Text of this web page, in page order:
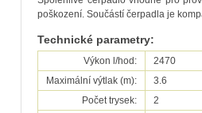
poškození. Součástí čerpadla je
Technické parametry:
Výkon l/hod:
2470
Maximální výtlak (m):
3.6
Počet trysek:
2